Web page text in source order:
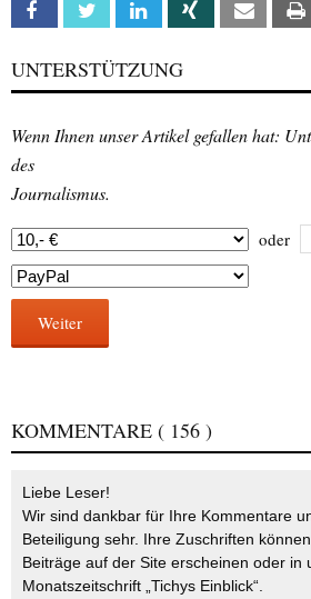
Facebook Twitter Linkedin Xing Email
UNTERSTÜTZUNG
Wenn Ihnen unser Artikel gefallen hat:
des
Journalismus.
oder
Weiter
KOMMENTARE ( 156 )
Liebe Leser!
Wir sind dankbar für Ihre Kommentare
Beteiligung sehr. Ihre Zuschriften
Beiträge auf der Site erscheinen oder in
Monatszeitschrift „Tichys Einblick“.